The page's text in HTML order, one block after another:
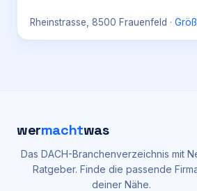
Rheinstrasse, 8500 Frauenfeld ·
wermachtwas
Das DACH-Branchenverzeichnis mit
Ratgeber. Finde die passende
deiner Nähe.